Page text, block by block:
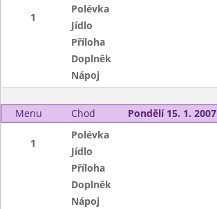
1
Polévka
Jídlo
Příloha
Doplněk
Nápoj
Menu Chod Pondělí 15. 1. 2007
1
Polévka
Jídlo
Příloha
Doplněk
Nápoj